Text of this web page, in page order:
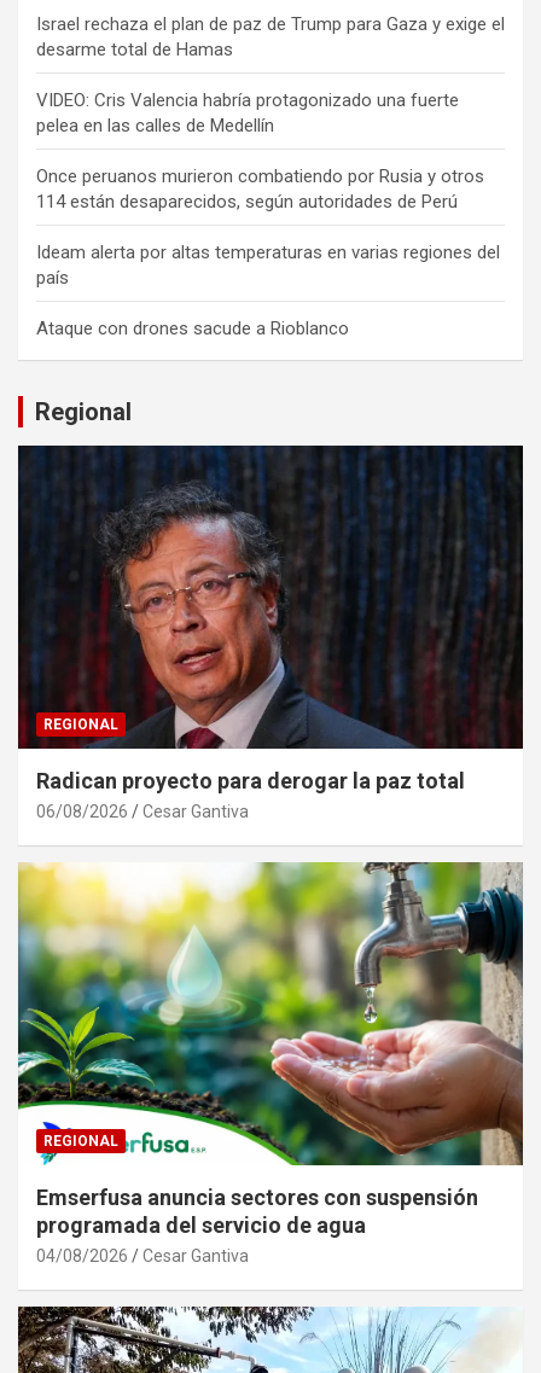
Israel rechaza el plan de paz de Trump para Gaza y exige el
desarme total de Hamas
VIDEO: Cris Valencia habría protagonizado una fuerte
pelea en las calles de Medellín
Once peruanos murieron combatiendo por Rusia y otros
114 están desaparecidos, según autoridades de Perú
Ideam alerta por altas temperaturas en varias regiones del
país
Ataque con drones sacude a Rioblanco
Regional
REGIONAL
Radican proyecto para derogar la paz total
06/08/2026 Cesar Gantiva
REGIONAL
Emserfusa anuncia sectores con suspensión
programada del servicio de agua
04/08/2026 Cesar Gantiva